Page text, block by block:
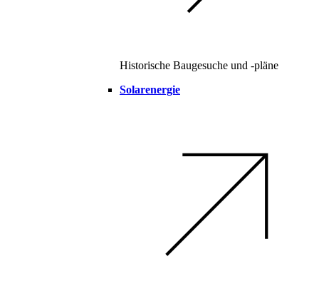
Historische Baugesuche und -pläne
Solarenergie